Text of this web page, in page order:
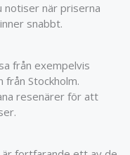
notiser när priserna
snabbt.
från exempelvis
från Stockholm.
resenärer för att